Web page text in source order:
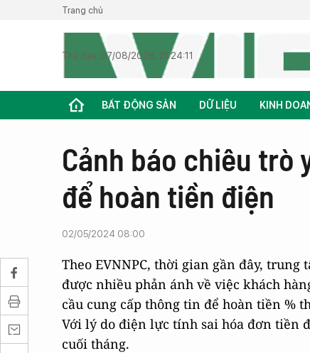
Trang chủ
Thứ Sáu, 07/08/2026, 21:24:11
BẤT ĐỘNG SẢN DỮ LIỆU KINH
Cảnh báo chiêu trò
để hoàn tiền điện
02/05/2024 08:00
Theo EVNNPC, thời gian gần đây, trung
được nhiều phản ánh về việc khách
cầu cung cấp thông tin để hoàn tiền %
Với lý do điện lực tính sai hóa đơn tiền
cuối tháng.